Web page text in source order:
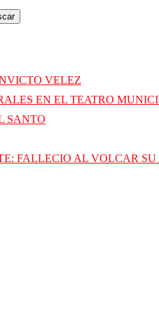
VELEZ
EN EL TEATRO
SANTO
FALLECIO AL VOLCAR SU